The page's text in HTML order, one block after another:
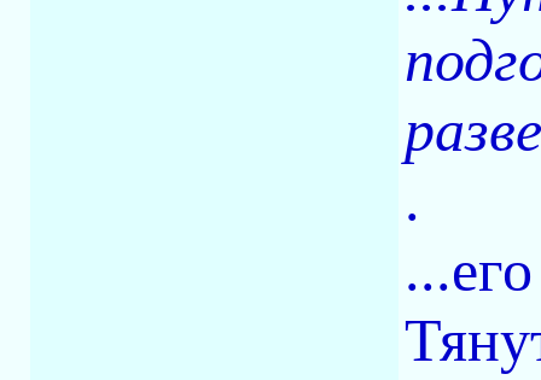
.